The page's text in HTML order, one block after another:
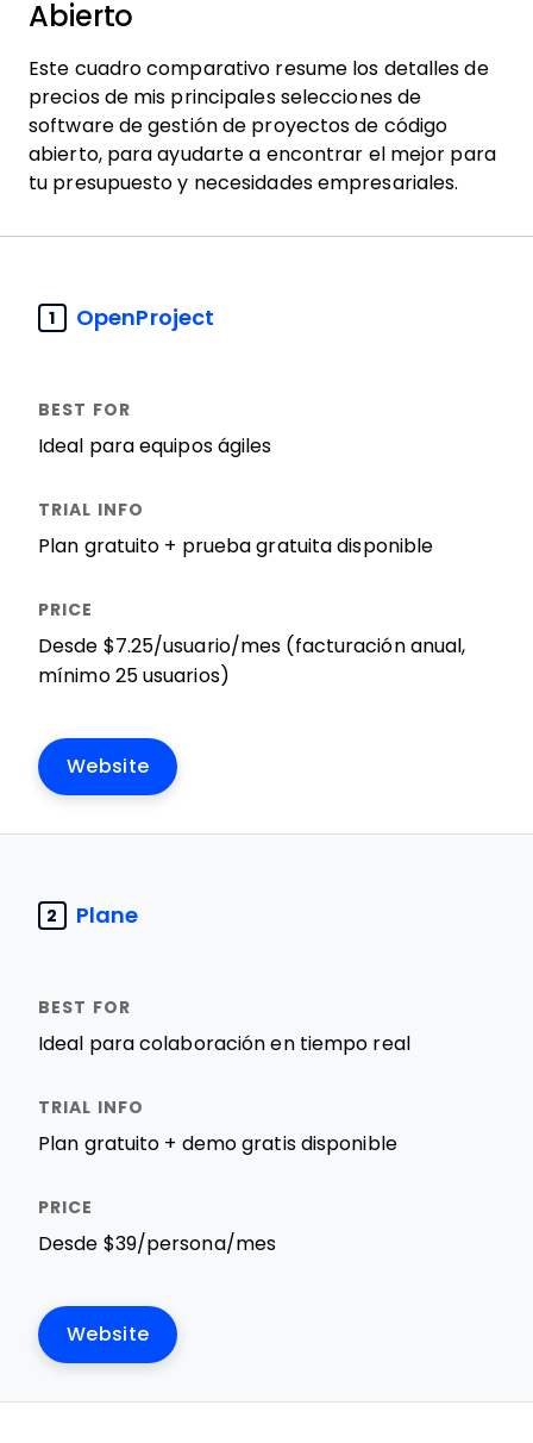
Abierto
Este cuadro comparativo resume los detalles de
precios de mis principales selecciones de
software de gestión de proyectos de código
abierto, para ayudarte a encontrar el mejor para
tu presupuesto y necesidades empresariales.
1 OpenProject
Ideal para equipos ágiles
Plan gratuito + prueba gratuita disponible
Desde $7.25/usuario/mes (facturación anual,
mínimo 25 usuarios)
Website
2 Plane
Ideal para colaboración en tiempo real
Plan gratuito + demo gratis disponible
Desde $39/persona/mes
Website